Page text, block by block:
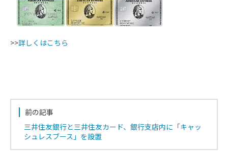
>>詳しくはこちら
前の記事
三井住友銀行と三井住友カード、銀行支店内に「キャッ
シュレスブース」を設置